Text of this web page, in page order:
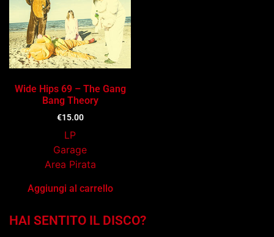
Wide Hips 69 – The Gang
Bang Theory
€15.00
LP
Garage
Area Pirata
Aggiungi al carrello
HAI SENTITO IL DISCO?